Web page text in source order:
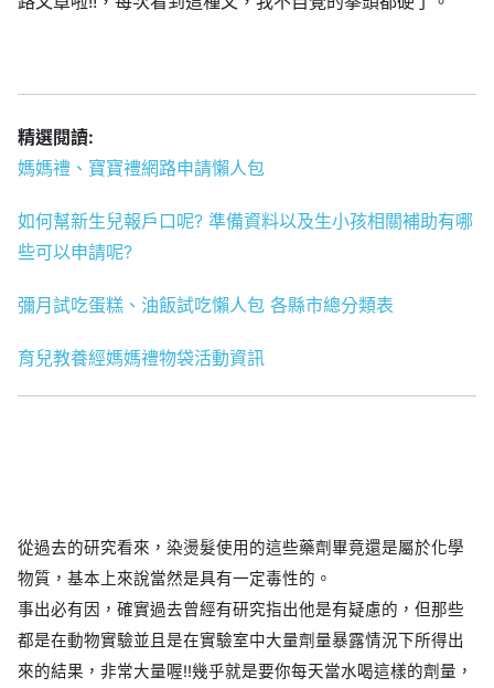
精選閱讀:
媽媽禮、寶寶禮網路申請懶人包
如何幫新生兒報戶口呢? 準備資料以及生小孩相關補助有哪
些可以申請呢?
彌月試吃蛋糕、油飯試吃懶人包 各縣市總分類表
育兒教養經媽媽禮物袋活動資訊
從過去的研究看來，染燙髮使用的這些藥劑畢竟還是屬於化學
物質，基本上來說當然是具有一定毒性的。
事出必有因，確實過去曾經有研究指出他是有疑慮的，但那些
都是在動物實驗並且是在實驗室中大量劑量暴露情況下所得出
來的結果，非常大量喔!!幾乎就是要你每天當水喝這樣的劑量，